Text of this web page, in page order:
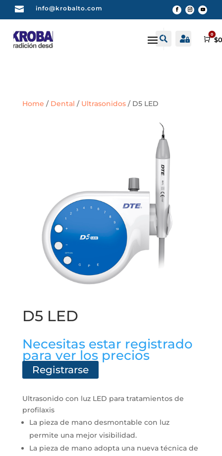
 info@krobalto.com
 Buscar
 Cuenta
0
$
Home / Dental / Ultrasonidos/ D5 LED
D5 LED
Necesitas estar registrado
para ver los precios
Registrarse
Ultrasonido con luz LED para tratamientos de
profilaxis
La pieza de mano desmontable con luz
permite una mejor visibilidad.
La pieza de mano adopta una nueva técnica de